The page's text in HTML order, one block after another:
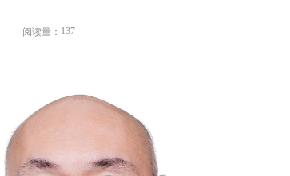
阅读量： 137